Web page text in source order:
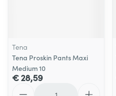
Tena
Tena Proskin Pants Maxi
Medium 10
€ 28,59